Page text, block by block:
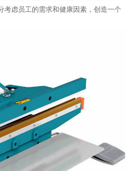
考虑员工的需求和健康因素，创造一个